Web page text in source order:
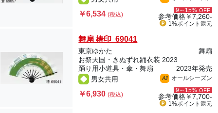
￥6,534(税込)
9～15% OFF
参考価格￥7,260-
1%ポイント 還元
舞扇 椿印 69041
東京ゆかた
舞扇
お祭天国・きぬずれ踊衣装 2023
踊り用小道具・傘・舞扇
2023年発売
男女共用
All オールシーズン
￥6,930(税込)
9～15% OFF
参考価格￥7,700-
1%ポイント 還元